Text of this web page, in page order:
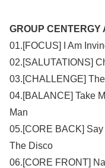
GROUP CENTERGY
01.[FOCUS] I Am
02.[SALUTATIONS]
03.[CHALLENGE]
04.[BALANCE] Take
Man
05.[CORE BACK]
The Disco
06.[CORE FRONT]